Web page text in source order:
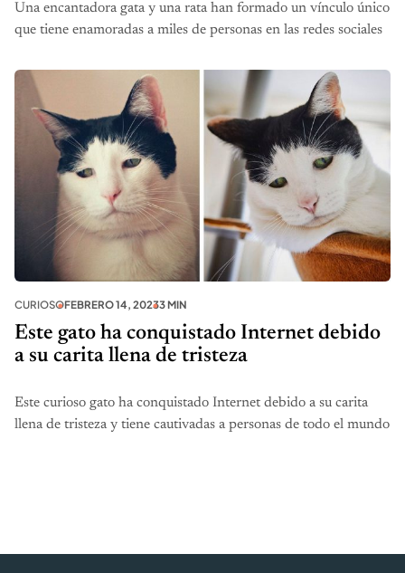
Una encantadora gata y una rata han formado un vínculo único
que tiene enamoradas a miles de personas en las redes sociales
CURIOSOFEBRERO 14, 20233 MIN
Este gato ha conquistado Internet debido
a su carita llena de tristeza
Este curioso gato ha conquistado Internet debido a su carita
llena de tristeza y tiene cautivadas a personas de todo el mundo